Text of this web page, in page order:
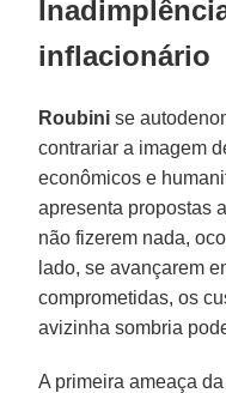
inflacionário
Roubini se
contrariar a imagem
econômicos e
apresenta propostas
não fizerem nada,
lado, se avançarem
comprometidas, os
avizinha sombria
A primeira ameaça